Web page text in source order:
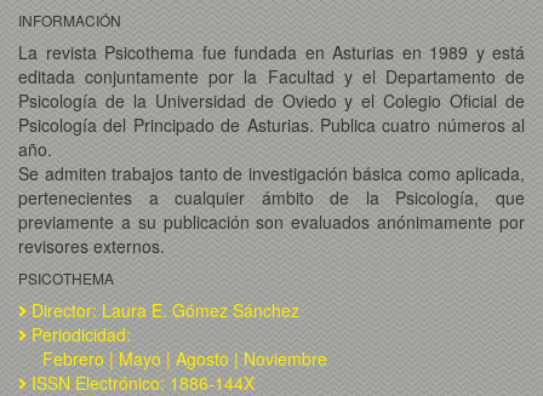
INFORMACIÓN
La revista Psicothema fue fundada en Asturias en 1989 y está
editada conjuntamente por la Facultad y el Departamento de
Psicología de la Universidad de Oviedo y el Colegio Oficial de
Psicología del Principado de Asturias. Publica cuatro números al
año.
Se admiten trabajos tanto de investigación básica como aplicada,
pertenecientes a cualquier ámbito de la Psicología, que
previamente a su publicación son evaluados anónimamente por
revisores externos.
PSICOTHEMA
Director: Laura E. Gómez Sánchez
Periodicidad:
Febrero | Mayo | Agosto | Noviembre
ISSN Electrónico: 1886-144X